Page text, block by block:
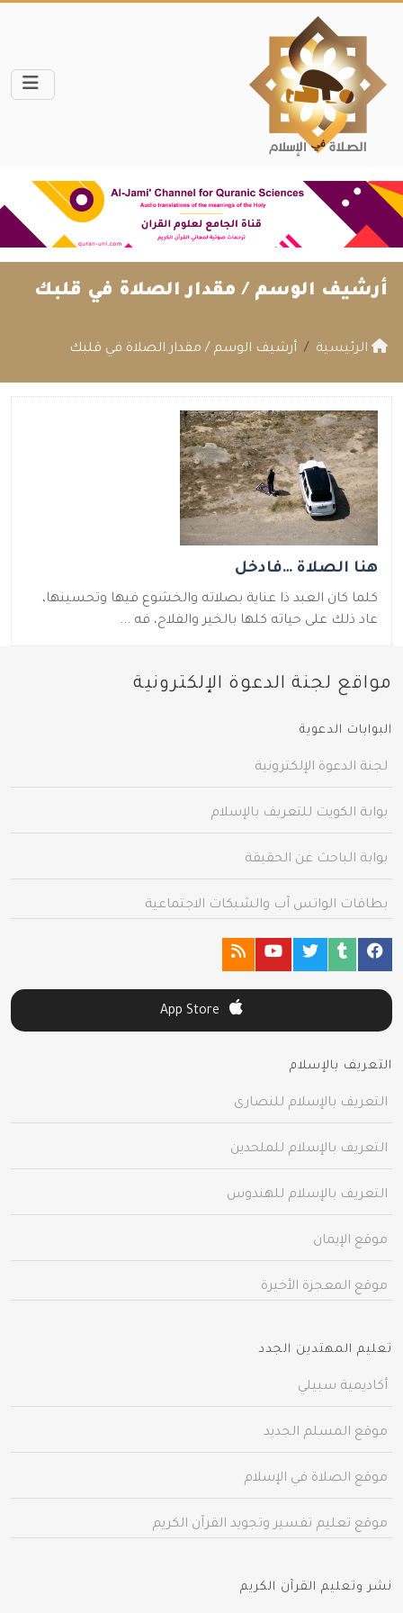
أرشيف الوسم / مقدار الصلاة في قلبك
الرئيسية أرشيف الوسم / مقدار الصلاة في قلبك
هنا الصلاة …فادخل
كلما كان العبد ذا عناية بصلاته والخشوع فيها وتحسينها،
عاد ذلك على حياته كلها بالخير والفلاح، فه ...
مواقع لجنة الدعوة الإلكترونية
البوابات الدعوية
لجنة الدعوة الإلكترونية
بوابة الكويت للتعريف بالإسلام
بوابة الباحث عن الحقيقة
بطاقات الواتس آب والشبكات الاجتماعية
التعريف بالإسلام
التعريف بالإسلام للنصارى
التعريف بالإسلام للملحدين
التعريف بالإسلام للهندوس
موقع الإيمان
موقع المعجزة الأخيرة
تعليم المهتدين الجدد
أكاديمية سبيلي
موقع المسلم الجديد
موقع الصلاة في الإسلام
موقع تعليم تفسير وتجويد القرآن الكريم
نشر وتعليم القرآن الكريم